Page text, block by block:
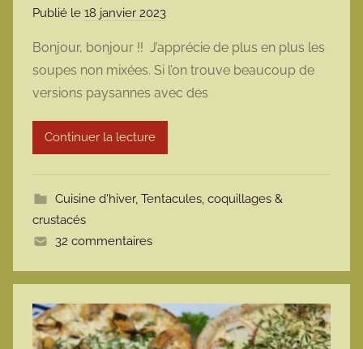
Publié le 18 janvier 2023
r
m
a
r
t
Bonjour, bonjour !! J’apprécie de plus en plus les
soupes non mixées. Si l’on trouve beaucoup de
versions paysannes avec des
Continuer la lecture
Cuisine d'hiver, Tentacules, coquillages &
crustacés
32 commentaires